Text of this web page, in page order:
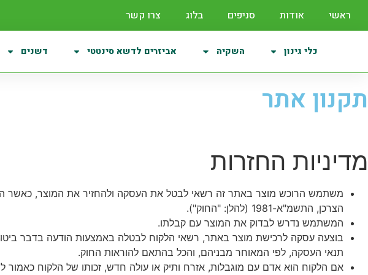
ראשי אודות סניפים בלוג צרו קשר
כלי גינון השקיה אביזרים לדשא סינטטי דשנים
תקנון אתר
מדיניות החזרות
משתמש הרוכש מוצר באתר זה רשאי לבטל את העסקה ולהחזיר את המוצר, כאשר
הצרכן, התשמ"א-1981 (להלן: "החוק").
המשתמש נדרש לבדוק את המוצר עם קבלתו.
תנאי העסקה, לפי המאוחר מבניהם, והכל בהתאם להוראות החוק.
אם הלקוח הוא אדם עם מוגבלות, אזרח ותיק או עולה חדש, זכותו של הלקוח